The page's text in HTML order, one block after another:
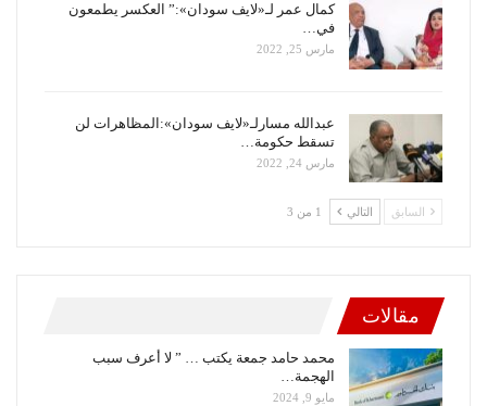
كمال عمر لـ«لايف سودان»:” العكسر يطمعون
في…
مارس 25, 2022
عبدالله مسارلـ«لايف سودان»:المظاهرات لن
تسقط حكومة…
مارس 24, 2022
السابق التالي 1 من 3
مقالات
محمد حامد جمعة يكتب … ” لا أعرف سبب
الهجمة…
مايو 9, 2024